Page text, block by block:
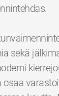
sekä